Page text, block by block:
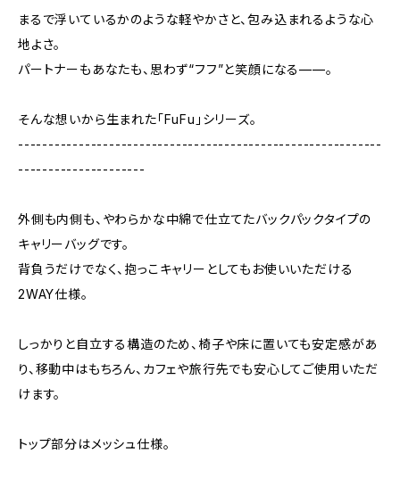
まるで浮いているかのような軽やかさと、包み込まれるような心
地よさ。
パートナーもあなたも、思わず“フフ”と笑顔になる——。
そんな想いから生まれた「FuFu」シリーズ。
------------------------------------------------------------
---------------------
外側も内側も、やわらかな中綿で仕立てたバックパックタイプの
キャリーバッグです。
背負うだけでなく、抱っこキャリーとしてもお使いいただける
2WAY仕様。
しっかりと自立する構造のため、椅子や床に置いても安定感があ
り、移動中はもちろん、カフェや旅行先でも安心してご使用いただ
けます。
トップ部分はメッシュ仕様。